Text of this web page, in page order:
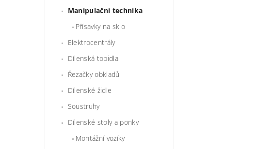
Manipulační technika
Přísavky na sklo
Elektrocentrály
Dílenská topidla
Řezačky obkladů
Dílenské židle
Soustruhy
Dílenské stoly a ponky
Montážní vozíky